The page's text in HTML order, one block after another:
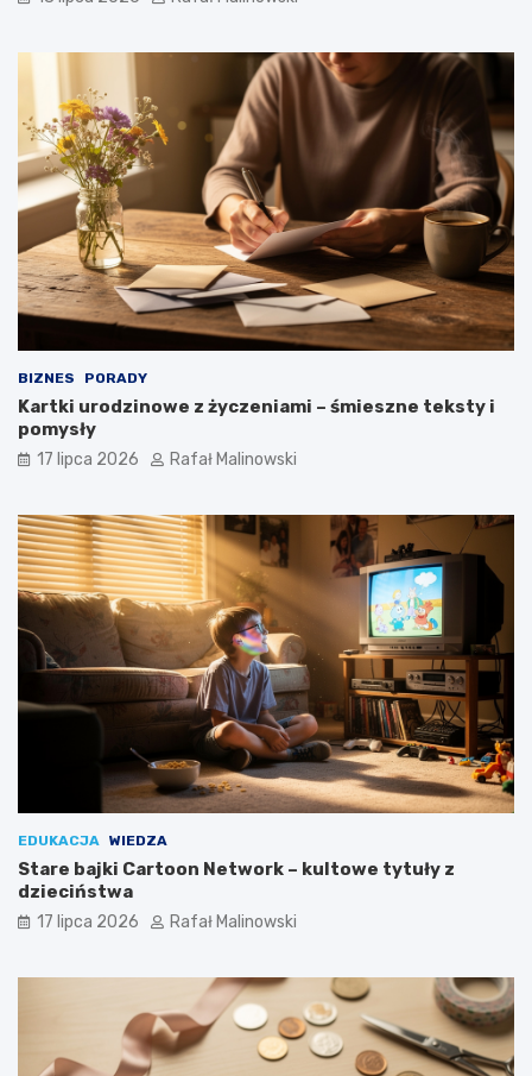
BIZNES PORADY
Kartki urodzinowe z życzeniami – śmieszne teksty i
pomysły
17 lipca 2026 Rafał Malinowski
EDUKACJA WIEDZA
Stare bajki Cartoon Network – kultowe tytuły z
dzieciństwa
17 lipca 2026 Rafał Malinowski